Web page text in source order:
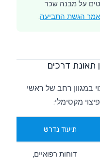
על מבנה שכר
הגשת התביעה.
תאונת דרכים
במגוון רחב של ראשי
מקסימלי:
תיעוד נדרש
דוחות רפואיים,